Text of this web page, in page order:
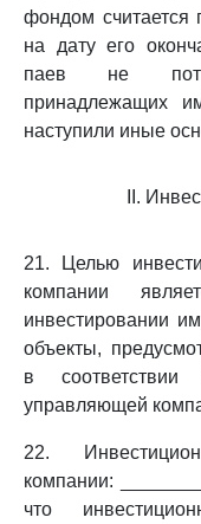
фондом считается
на дату его
паев не
принадлежащих
наступили иные
II.
21. Целью
компании
инвестировании
объекты,
в соответствии
управляющей
22.
компании:
что